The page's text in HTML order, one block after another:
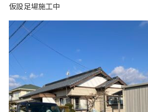
仮設足場施工中